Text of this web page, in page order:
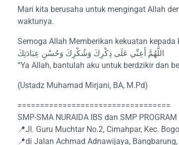
Mari kita berusaha untuk mengingat Allah
waktunya.
Semoga Allah Memberikan kekuatan
اللَّهُمَّ أَعِنِّي عَلَى ذِكْرِكَ وَشُكْرِكَ وَحُسْنِ عِبَادَتِكَ
“Ya Allah, bantulah aku untuk berdzikir dan
(Ustadz Muhamad Mirjani, BA, M.Pd)
==================================
SMP-SMA NURAIDA IBS dan SMP PROGRAM
📍Jl. Guru Muchtar No.2, Cimahpar, Kec.
📍di Jalan Achmad Adnawijaya,